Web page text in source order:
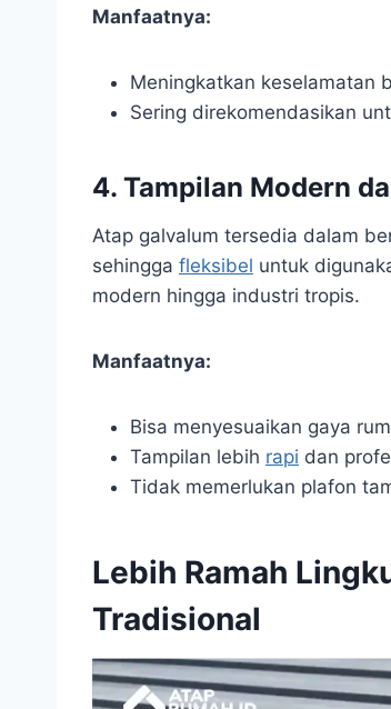
Manfaatnya:
Meningkatkan keselamatan
Sering direkomendasikan
4. Tampilan Modern
Atap galvalum tersedia dalam
sehingga fleksibel untuk
modern hingga industri tropis.
Manfaatnya:
Bisa menyesuaikan gaya
Tampilan lebih rapi dan
Tidak memerlukan plafon
Lebih Ramah
Tradisional